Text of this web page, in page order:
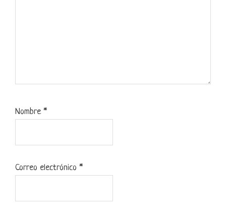
Nombre *
Correo electrónico *